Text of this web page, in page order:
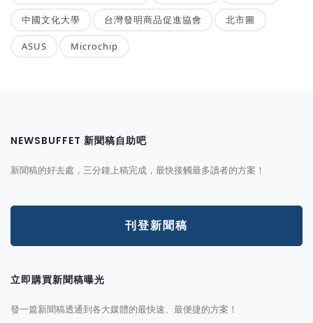
中國文化大學 台灣發明商品促進協會 北市圖
ASUS Microchip
NEWSBUFFET 新聞稿自助吧
新聞稿的好去處，三分鐘上稿完成，最快接觸最多讀者的方案！
刊登新聞稿
立即購買新聞稿曝光
發一篇新聞稿透通到各大媒體的最快速、最便捷的方案！